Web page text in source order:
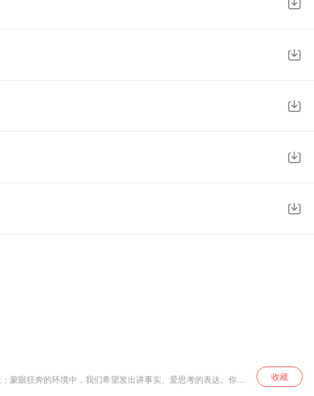
眼狂奔的环境中，我们希望发出讲事实、爱思考的表达。你愿 收藏